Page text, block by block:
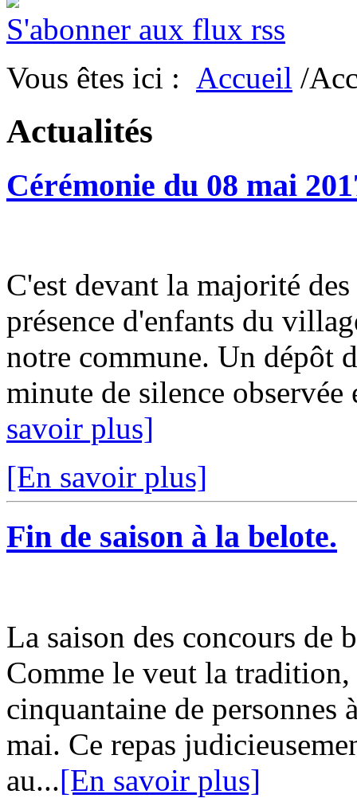
S'abonner aux flux rss
Vous êtes ici : Accueil /
Actualités
Cérémonie du 08 mai
C'est devant la majorité
présence d'enfants du
notre commune. Un dépôt
minute de silence observée
savoir plus]
[En savoir plus]
Fin de saison à la belote.
La saison des concours de
Comme le veut la tradition,
cinquantaine de personnes
mai. Ce repas
au...[En savoir plus]